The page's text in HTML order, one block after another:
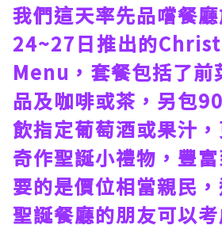
我們這天率先品嚐餐
24~27日推出的
Menu，套餐包括了前
品及咖啡或茶，另包
飲指定葡萄酒或果汁
奇作聖誕小禮物，豐
要的是價位相當親民
聖誕餐廳的朋友可以考